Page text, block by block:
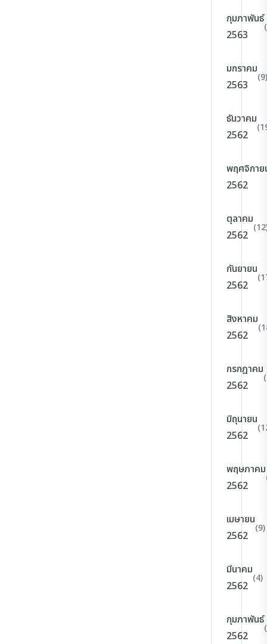
กุมภาพันธ์
2563
มกราคม
2563
(9)
ธันวาคม
2562
พฤศจิกาย
2562
ตุลาคม
2562
กันยายน
2562
สิงหาคม
2562
กรกฎาคม
2562
มิถุนายน
2562
พฤษภาคม
2562
เมษายน
2562
(9)
มีนาคม
2562
(4)
กุมภาพันธ์
2562